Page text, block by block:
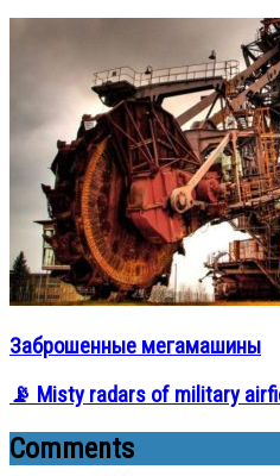
Заброшенные мегамашины
📡 Misty radars of military
Comments